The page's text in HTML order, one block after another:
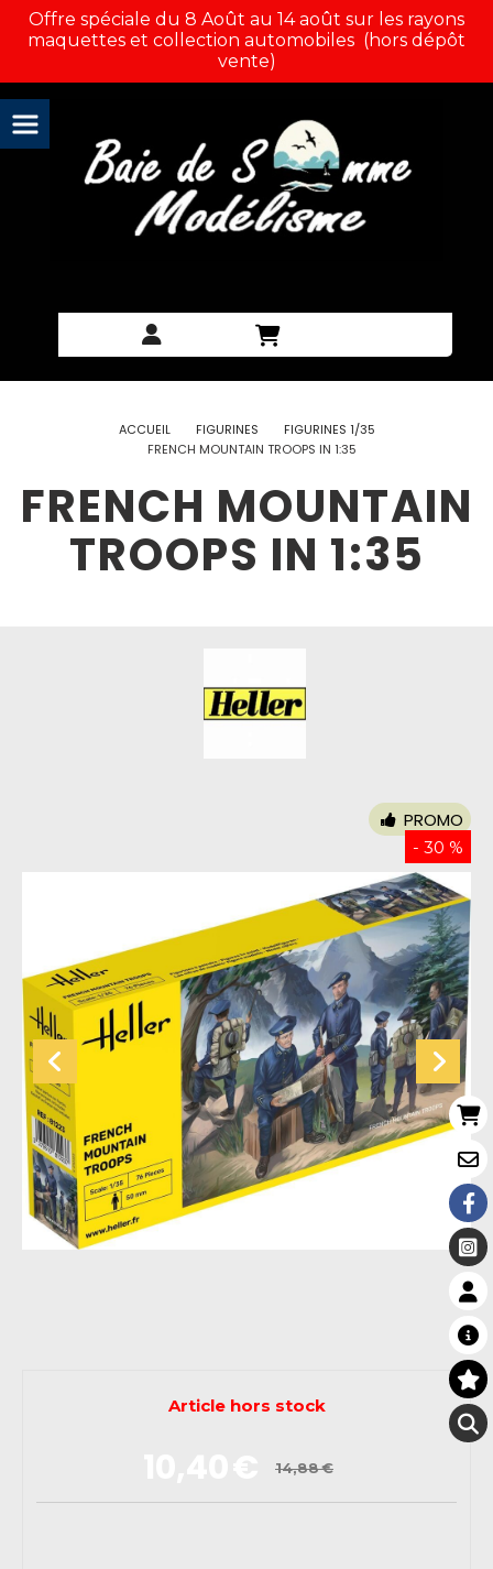
Offre spéciale du 8 Août au 14 août sur les rayons
maquettes et collection automobiles (hors dépôt
vente)
ACCUEIL FIGURINES
FIGURINES 1/35
FRENCH MOUNTAIN TROOPS IN 1:35
FRENCH MOUNTAIN
TROOPS IN 1:35
PROMO
- 30 %
14,88€
Article hors stock
Panneau de gestion des cookies